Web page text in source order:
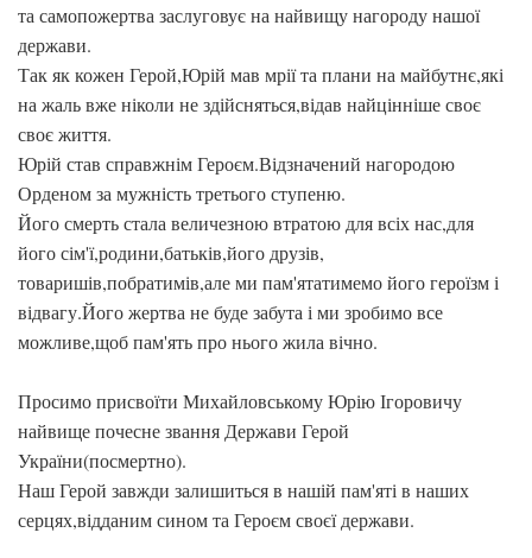
та самопожертва заслуговує на найвищу нагороду нашої
держави.
Так як кожен Герой,Юрій мав мрії та плани на майбутнє,які
на жаль вже ніколи не здійсняться,відав найцінніше своє
своє життя.
Юрій став справжнім Героєм.Відзначений нагородою
Орденом за мужність третього ступеню.
Його смерть стала величезною втратою для всіх нас,для
його сім'ї,родини,батьків,його друзів,
товаришів,побратимів,але ми пам'ятатимемо його героїзм і
відвагу.Його жертва не буде забута і ми зробимо все
можливе,щоб пам'ять про нього жила вічно.
Просимо присвоїти Михайловському Юрію Ігоровичу
найвище почесне звання Держави Герой
України(посмертно).
Наш Герой завжди залишиться в нашій пам'яті в наших
серцях,відданим сином та Героєм своєї держави.